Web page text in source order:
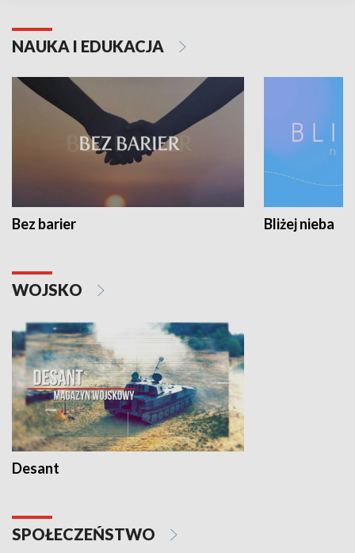
NAUKA I EDUKACJA
Bez barier Bliżej nieba
WOJSKO
Desant
SPOŁECZEŃSTWO